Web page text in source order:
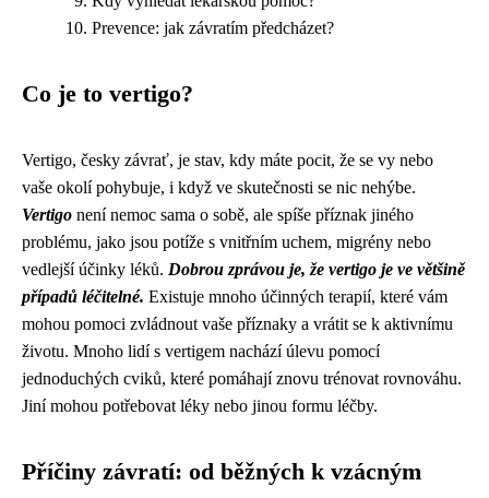
Prevence: jak závratím předcházet?
Co je to vertigo?
Vertigo, česky závrať, je stav, kdy máte pocit, že se vy nebo
vaše okolí pohybuje, i když ve skutečnosti se nic nehýbe.
Vertigo není nemoc sama o sobě, ale spíše příznak jiného
problému, jako jsou potíže s vnitřním uchem, migrény nebo
vedlejší účinky léků. Dobrou zprávou je, že vertigo je ve většině
případů léčitelné. Existuje mnoho účinných terapií, které vám
mohou pomoci zvládnout vaše příznaky a vrátit se k aktivnímu
životu. Mnoho lidí s vertigem nachází úlevu pomocí
jednoduchých cviků, které pomáhají znovu trénovat rovnováhu.
Jiní mohou potřebovat léky nebo jinou formu léčby.
Příčiny závratí: od běžných k vzácným